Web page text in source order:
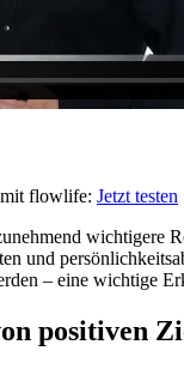
mit flowlife: Jetzt testen
und
– eine wichtige
positiven